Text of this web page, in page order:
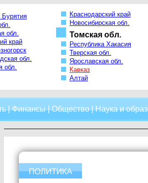
Бурятия
обл.
край
обл.
обл.
Краснодарский край
Новосибирская обл.
Томская обл.
Республика Хакасия
Тверская обл.
Ярославская обл.
Кавказ
Алтай
|Финансы|Общество|Наука и